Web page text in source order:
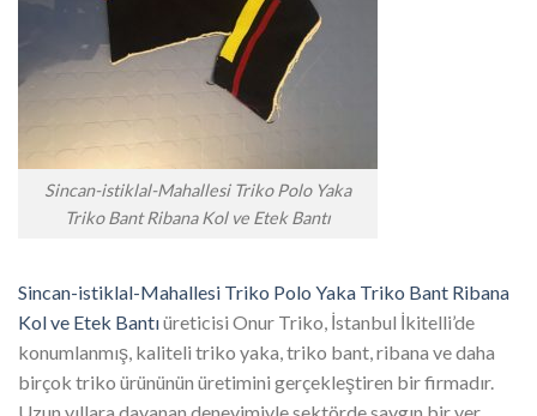
Sincan-istiklal-Mahallesi Triko Polo Yaka
Triko Bant Ribana Kol ve Etek Bantı
Sincan-istiklal-Mahallesi Triko Polo Yaka Triko Bant Ribana
Kol ve Etek Bantıüreticisi Onur Triko, İstanbul İkitelli’de
konumlanmış, kaliteli triko yaka, triko bant, ribana ve daha
birçok triko ürününün üretimini gerçekleştiren bir firmadır.
Uzun yıllara dayanan deneyimiyle sektörde saygın bir yer